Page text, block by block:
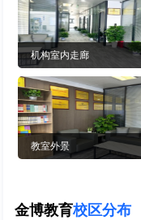
机构室内走廊
教室外景
金博教育校区分布